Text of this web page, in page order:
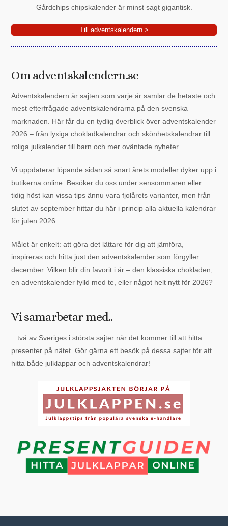
Gårdchips chipskalender är minst sagt gigantisk.
Till adventskalendern >
Om adventskalendern.se
Adventskalendern är sajten som varje år samlar de hetaste och
mest efterfrågade adventskalendrarna på den svenska
marknaden. Här får du en tydlig överblick över adventskalender
2026 – från lyxiga chokladkalendrar och skönhetskalendrar till
roliga julkalender till barn och mer oväntade nyheter.
Vi uppdaterar löpande sidan så snart årets modeller dyker upp i
butikerna online. Besöker du oss under sensommaren eller
tidig höst kan vissa tips ännu vara fjolårets varianter, men från
slutet av september hittar du här i princip alla aktuella kalendrar
för julen 2026.
Målet är enkelt: att göra det lättare för dig att jämföra,
inspireras och hitta just den adventskalender som förgyller
december. Vilken blir din favorit i år – den klassiska chokladen,
en adventskalender fylld med te, eller något helt nytt för 2026?
Vi samarbetar med..
.. två av Sveriges i största sajter när det kommer till att hitta
presenter på nätet. Gör gärna ett besök på dessa sajter för att
hitta både julklappar och adventskalendrar!